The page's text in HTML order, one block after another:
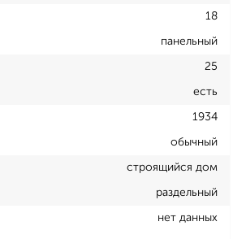
18
панельный
25
есть
1934
обычный
строящийся дом
раздельный
нет данных